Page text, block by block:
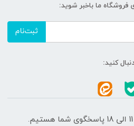
ما باخبر شوید:
ثبت‌نام
کنید:
هفت روز هفته ، ساعت 11 الی 18 پاسخگوی شما هستیم.